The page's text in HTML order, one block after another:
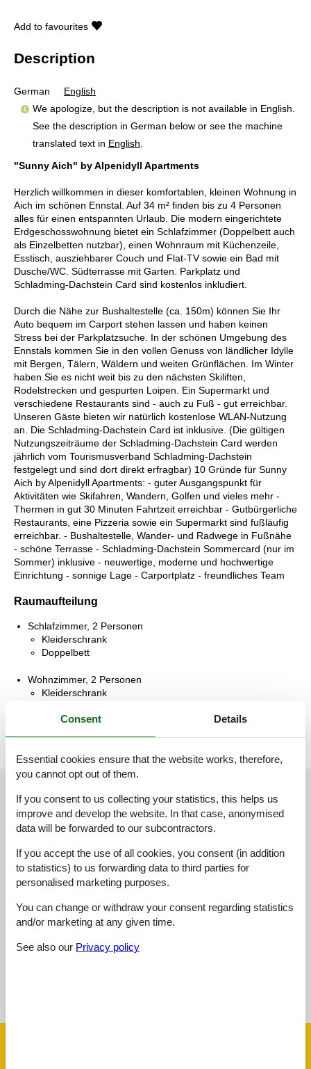
Add to favourites
Description
German
English
We apologize, but the description is not available in English.
See the description in German below or see the machine
translated text in English
"Sunny Aich" by Alpenidyll Apartments
Herzlich willkommen in dieser komfortablen, kleinen Wohnung in
Aich im schönen Ennstal. Auf 34 m² finden bis zu 4 Personen
alles für einen entspannten Urlaub. Die modern eingerichtete
Erdgeschosswohnung bietet ein Schlafzimmer (Doppelbett auch
als Einzelbetten nutzbar), einen Wohnraum mit Küchenzeile,
Esstisch, ausziehbarer Couch und Flat-TV sowie ein Bad mit
Dusche/WC. Südterrasse mit Garten. Parkplatz und
Schladming-Dachstein Card sind kostenlos inkludiert.
Durch die Nähe zur Bushaltestelle (ca. 150m) können Sie Ihr
Auto bequem im Carport stehen lassen und haben keinen
Stress bei der Parkplatzsuche. In der schönen Umgebung des
Ennstals kommen Sie in den vollen Genuss von ländlicher Idylle
mit Bergen, Tälern, Wäldern und weiten Grünflächen. Im Winter
haben Sie es nicht weit bis zu den nächsten Skiliften,
Rodelstrecken und gespurten Loipen. Ein Supermarkt und
verschiedene Restaurants sind - auch zu Fuß - gut erreichbar.
Unseren Gäste bieten wir natürlich kostenlose WLAN-Nutzung
an. Die Schladming-Dachstein Card ist inklusive. (Die gültigen
Nutzungszeiträume der Schladming-Dachstein Card werden
jährlich vom Tourismusverband Schladming-Dachstein
festgelegt und sind dort direkt erfragbar) 10 Gründe für Sunny
Aich by Alpenidyll Apartments: - guter Ausgangspunkt für
Aktivitäten wie Skifahren, Wandern, Golfen und vieles mehr -
Thermen in gut 30 Minuten Fahrtzeit erreichbar - Gutbürgerliche
Restaurants, eine Pizzeria sowie ein Supermarkt sind fußläufig
erreichbar. - Bushaltestelle, Wander- und Radwege in Fußnähe
- schöne Terrasse - Schladming-Dachstein Sommercard (nur im
Sommer) inklusive - neuwertige, moderne und hochwertige
Einrichtung - sonnige Lage - Carportplatz - freundliches Team
Raumaufteilung
Schlafzimmer, 2 Personen
Kleiderschrank
Doppelbett
Wohnzimmer, 2 Personen
Kleiderschrank
0,0
1 external review
0,0 juni 2026
Consent Details
Essential cookies ensure that the website works, therefore,
you cannot opt out of them.
If you consent to us collecting your statistics, this helps us
improve and develop the website. In that case, anonymised
data will be forwarded to our subcontractors.
If you accept the use of all cookies, you consent (in addition
to statistics) to us forwarding data to third parties for
personalised marketing purposes.
You can change or withdraw your consent regarding statistics
and/or marketing at any given time.
See also our Privacy policy